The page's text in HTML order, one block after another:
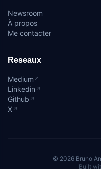
Newsroom
À propos
Me contacter
Reseaux
Medium ↗
Linkedin ↗
Github ↗
X ↗
© 2026 Bruno
Built